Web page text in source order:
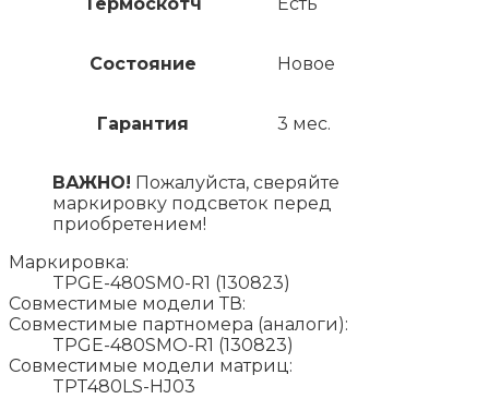
Состояние Новое
Гарантия 3 мес.
ВАЖНО! Пожалуйста, сверяйте
маркировку подсветок перед
приобретением!
Маркировка:
TPGE-480SM0-R1 (130823)
Совместимые модели ТВ:
Совместимые партномера (аналоги):
TPGE-480SMO-R1 (130823)
Совместимые модели матриц:
TPT480LS-HJ03